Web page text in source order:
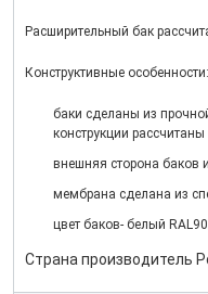
Расширительный бак
Конструктивные особенности:
баки сделаны из
конструкции
внешняя сторона баков
мембрана сделана из
цвет баков- белый
Страна производитель